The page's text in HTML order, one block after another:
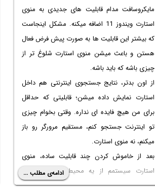
مایکروسافت مدام قابلیت های جدیدی به منوی
استارت ویندوز 11 اضافه میکنه. مشکل اینجاست
که بیشتر این قابلیت ها به صورت پیش فرض فعال
هستن و باعث میشن منوی استارت شلوغ تر از
چیزی باشه که باید باشه.
از اون بدتر، نتایج جستجوی اینترنتی هم داخل
استارت نمایش داده میشن؛ قابلیتی که حداقل
برای من هیچ فایده ای نداره. وقتی بخوام چیزی
تو اینترنت جستجو کنم، مستقیم مرورگر رو باز
میکنم، نه منوی استارت.
بعد از خاموش کردن چند قابلیت ساده، منوی
استارت سیستمم از یه محیط شلوغ و پر از
اطلاعات اضافه، به یه لانچر سریع برای برنامه ها و
ادامه‌ی مطلب ...